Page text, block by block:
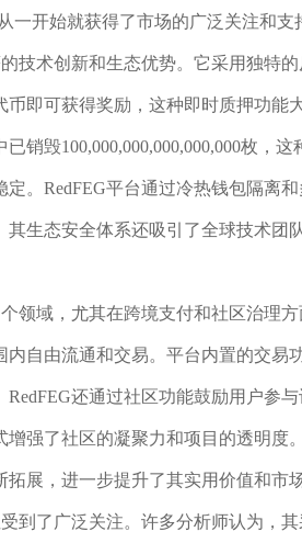
一开始就获得了市场的广泛关注和支
技术创新和生态优势。它采用独特
即可获得奖励，这种即时质押功能
已销毁100,000,000,000,000,000枚，
。RedFEG平台通过冷热钱包隔离
生态安全体系还吸引了全球技术团
领域，尤其在跨境支付和社区治理
自由流通和交易。平台内置的交易
还通过社区功能鼓励用户参
强了社区的凝聚力和项目的透明度
展，进一步提升了其实用价值和市
到了广泛关注。许多分析师认为，